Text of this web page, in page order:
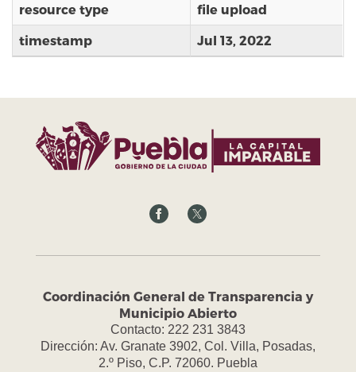
resource type file upload
timestamp Jul 13, 2022
Coordinación General de Transparencia y
Municipio Abierto
Contacto: 222 231 3843
Dirección: Av. Granate 3902, Col. Villa, Posadas,
2.º Piso, C.P. 72060. Puebla